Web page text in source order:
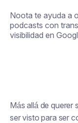
Noota te ayuda a
podcasts con
visibilidad en
Más allá de querer
ser visto para ser